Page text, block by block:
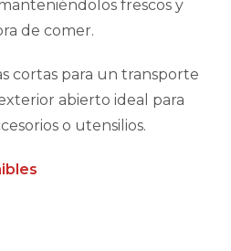
frescos y
de comer.
cortas para un transporte
abierto ideal para
o utensilios.